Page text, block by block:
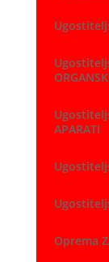
APARATI
Oprema